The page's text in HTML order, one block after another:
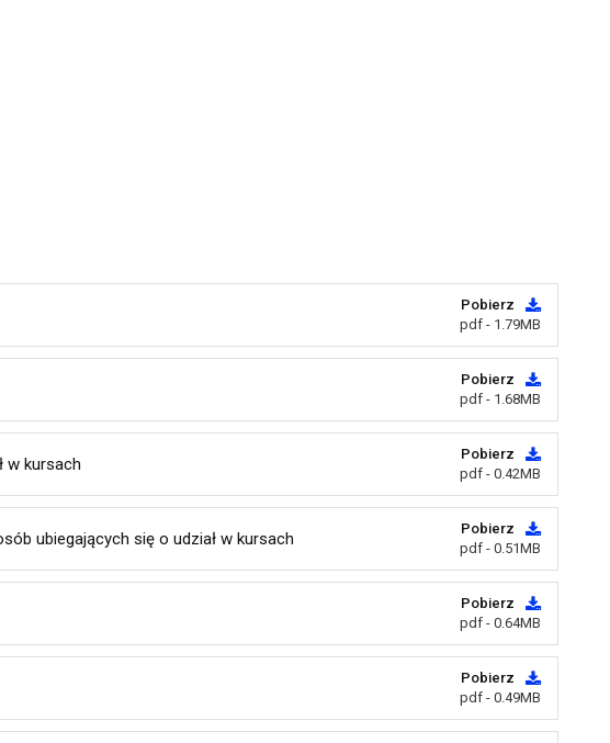
Pobierz
pdf - 1.79MB
Pobierz
pdf - 1.68MB
w kursach
Pobierz
pdf - 0.42MB
ubiegających się o udział w kursach
Pobierz
pdf - 0.51MB
Pobierz
pdf - 0.64MB
Pobierz
pdf - 0.49MB